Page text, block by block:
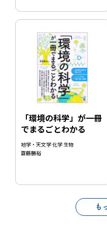
「環境の科学」が一冊
でまるごとわかる
地学・天文学 化学 生物
齋藤勝裕
も